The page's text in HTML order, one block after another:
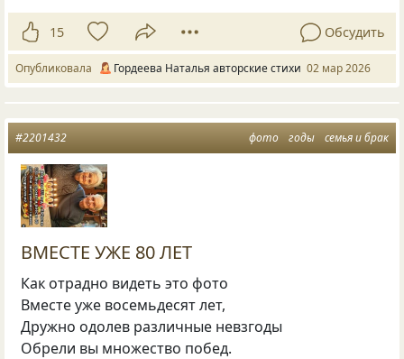
15 Обсудить
Опубликовала Гордеева Наталья авторские стихи 02 мар 2026
фото годы семья и брак
#2201432
ВМЕСТЕ УЖЕ 80 ЛЕТ
Как отрадно видеть это фото
Вместе уже восемьдесят лет,
Дружно одолев различные невзгоды
Обрели вы множество побед.